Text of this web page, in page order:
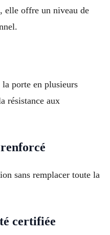
elle offre un niveau de
porte en plusieurs
résistance aux
sans remplacer toute la
certifiée